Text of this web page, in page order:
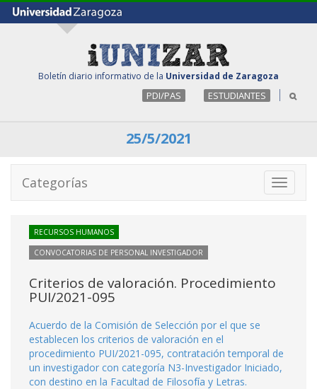
Boletín diario informativo de la Universidad de Zaragoza
PDI/PAS ESTUDIANTES
25/5/2021
Toggle
Categorías
RECURSOS HUMANOS
CONVOCATORIAS DE PERSONAL INVESTIGADOR
Criterios de valoración. Procedimiento
PUI/2021-095
Acuerdo de la Comisión de Selección por el que se
establecen los criterios de valoración en el
procedimiento PUI/2021-095, contratación temporal de
un investigador con categoría N3-Investigador Iniciado,
con destino en la Facultad de Filosofía y Letras.